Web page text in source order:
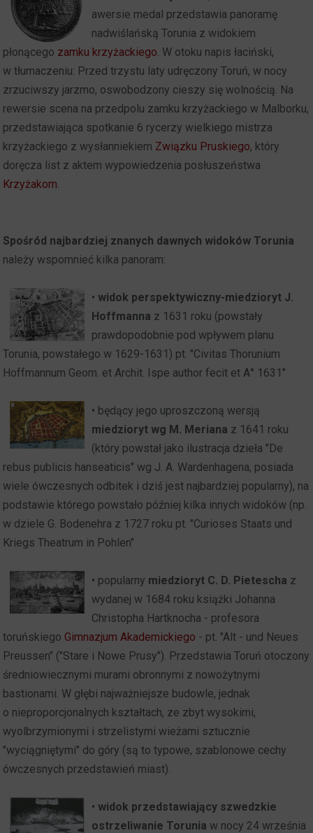
awersie medal przedstawia panoramę
nadwiślańską Torunia z widokiem
płonącego zamku krzyżackiego . W otoku napis łaciński,
w tłumaczeniu: Przed trzystu laty udręczony Toruń, w nocy
zrzuciwszy jarzmo, oswobodzony cieszy się wolnością. Na
rewersie scena na przedpolu zamku krzyżackiego w Malborku,
przedstawiająca spotkanie 6 rycerzy wielkiego mistrza
krzyżackiego z wysłanniekiem Związku Pruskiego, który
doręcza list z aktem wypowiedzenia posłuszeństwa
Krzyżakom
Spośród najbardziej znanych dawnych widoków Torunia
należy wspomnieć kilka panoram:
• widok perspektywiczny-miedzioryt J.
Hoffmanna z 1631 roku (powstały
prawdopodobnie pod wpływem planu
Torunia, powstałego w 1629-1631) pt. "Civitas Thorunium
Hoffmannum Geom. et Archit. Ispe author fecit et A° 1631"
• będący jego uproszczoną wersją
miedzioryt wg M. Meriana z 1641 roku
(który powstał jako ilustracja dzieła "De
rebus publicis hanseaticis" wg J. A. Wardenhagena, posiada
wiele ówczesnych odbitek i dziś jest najbardziej popularny), na
podstawie którego powstało później kilka innych widoków (np.
w dziele G. Bodenehra z 1727 roku pt. "Curioses Staats und
Kriegs Theatrum in Pohlen"
• popularny miedzioryt C. D. Pietescha z
wydanej w 1684 roku książki Johanna
Christopha Hartknocha - profesora
toruńskiego Gimnazjum Akademickiego - pt. "Alt - und Neues
Preussen" ("Stare i Nowe Prusy"). Przedstawia Toruń otoczony
średniowiecznymi murami obronnymi z nowożytnymi
bastionami. W głębi najważniejsze budowle, jednak
o nieproporcjonalnych kształtach, ze zbyt wysokimi,
wyolbrzymionymi i strzelistymi wieżami sztucznie
"wyciągniętymi" do góry (są to typowe, szablonowe cechy
ówczesnych przedstawień miast).
• widok przedstawiający szwedzkie
ostrzeliwanie Toruniaw nocy 24 września